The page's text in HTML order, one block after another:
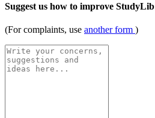
Suggest us how to improve StudyLib
(For complaints, use another form )